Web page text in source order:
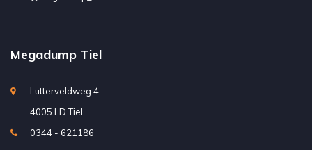
Megadump Tiel
Lutterveldweg 4
4005 LD Tiel
0344 - 621186